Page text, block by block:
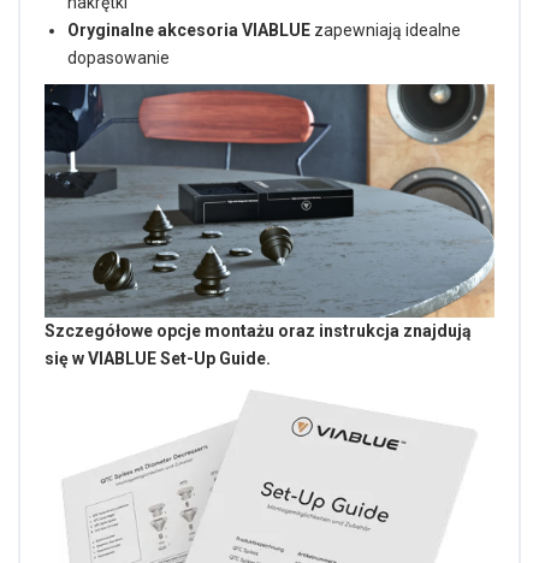
Oryginalne akcesoria VIABLUE zapewniają idealne
dopasowanie
Szczegółowe opcje montażu oraz instrukcja znajdują
się w VIABLUE Set-Up Guide.